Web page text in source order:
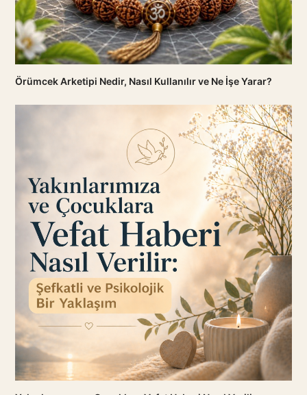
Örümcek Arketipi Nedir, Nasıl Kullanılır ve Ne İşe Yarar?